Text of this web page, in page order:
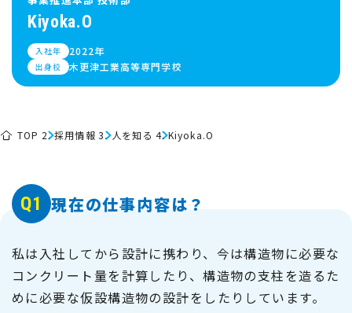
Kiyoka.O
入社年 2022年
出身校 木更津工業高等専門学校
TOP 採用情報 人を知る Kiyoka.O
Q1 現在の仕事内容は？
私は入社してから設計に携わり、今は構造物に必要な
コンクリート量を計算したり、構造物の支柱を造るた
めに必要な仮設構造物の設計をしたりしています。